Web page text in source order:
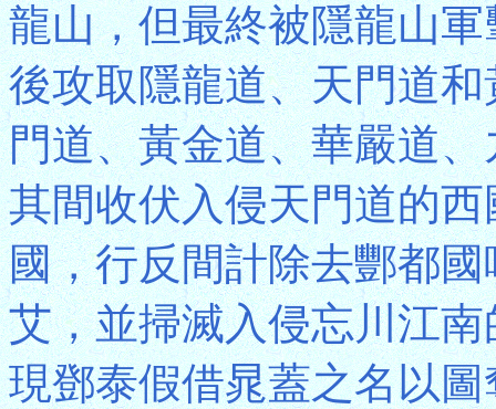
龍山，但最終被隱龍山
後攻取隱龍道、天門道
門道、黃金道、華嚴道
其間收伏入侵天門道的
國，行反間計除去酆都
艾，並掃滅入侵忘川江
現鄧泰假借晁蓋之名以